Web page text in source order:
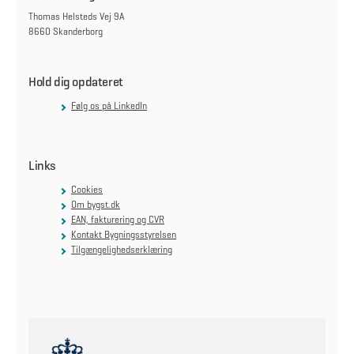
Thomas Helsteds Vej 9A
8660 Skanderborg
Hold dig opdateret
Følg os på LinkedIn
Links
Cookies
Om bygst.dk
EAN, fakturering og CVR
Kontakt Bygningsstyrelsen
Tilgængelighedserklæring